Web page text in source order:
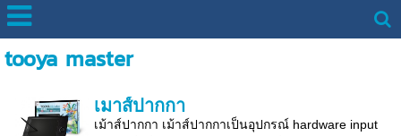
tooya master
เมาส์ปากกา
เม้าส์ปากกา เม้าส์ปากกาเป็นอุปกรณ์ hardware input